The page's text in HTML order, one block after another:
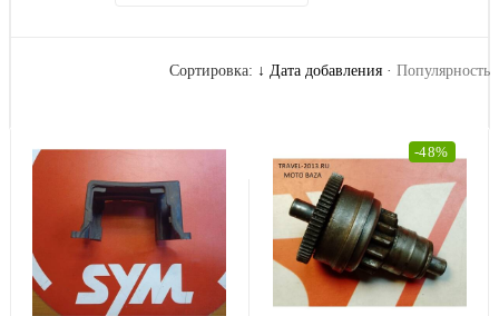
Сортировка: ↓ Дата добавления · Популярность
-48%